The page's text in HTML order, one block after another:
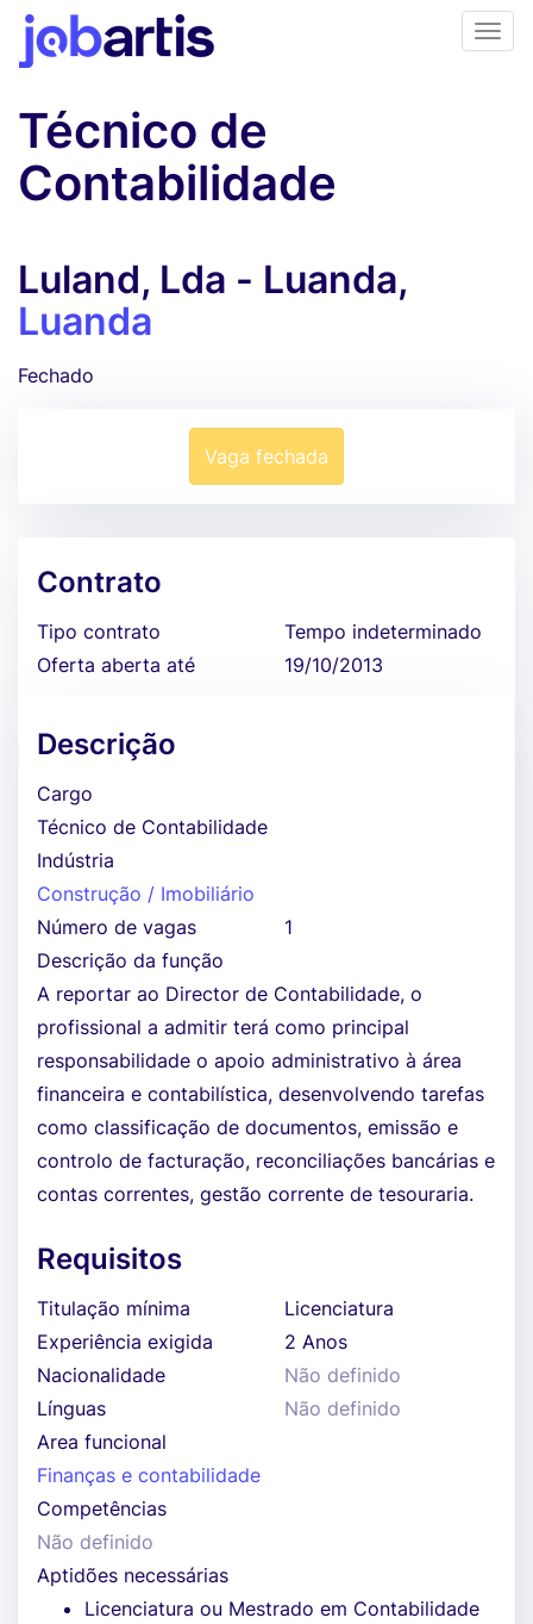
Técnico de
Contabilidade
Luland, Lda - Luanda,
Luanda
Fechado
Vaga fechada
Contrato
Tipo contrato
Tempo indeterminado
Oferta aberta até
19/10/2013
Descrição
Cargo
Técnico de Contabilidade
Indústria
Construção / Imobiliário
Número de vagas
1
Descrição da função
A reportar ao Director de Contabilidade, o
profissional a admitir terá como principal
responsabilidade o apoio administrativo à área
financeira e contabilística, desenvolvendo tarefas
como classificação de documentos, emissão e
controlo de facturação, reconciliações bancárias e
contas correntes, gestão corrente de tesouraria.
Requisitos
Titulação mínima
Licenciatura
Experiência exigida
2 Anos
Nacionalidade
Não definido
Línguas
Não definido
Area funcional
Finanças e contabilidade
Competências
Não definido
Aptidões necessárias
Licenciatura ou Mestrado em Contabilidade